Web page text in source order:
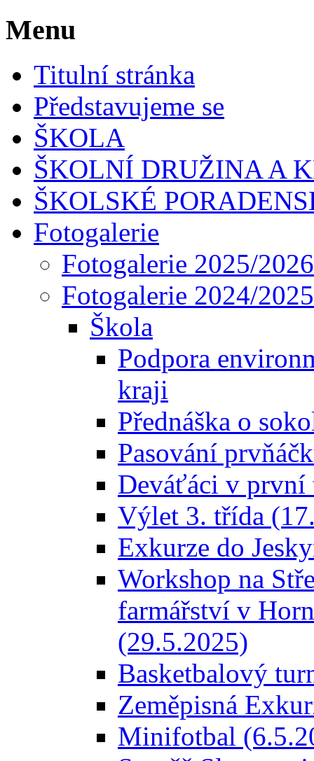
Menu
Titulní stránka
Představujeme se
ŠKOLA
ŠKOLNÍ DRUŽINA A
ŠKOLSKÉ
Fotogalerie
Fotogalerie 2025/2026
Fotogalerie 2024/2025
Škola
Podpora
kraji
Přednáška o
Pasování
Deváťáci v první
Výlet 3. třída
Exkurze do
Workshop na
farmářství v
(29.5.2025)
Basketbalový
Zeměpisná
Minifotbal